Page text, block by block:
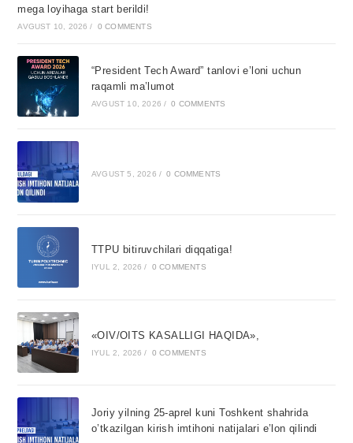
mega loyihaga start berildi!
AVGUST 10, 2026 / 0 COMMENTS
“President Tech Award” tanlovi e’loni uchun
raqamli ma’lumot
AVGUST 10, 2026 / 0 COMMENTS
AVGUST 5, 2026 / 0 COMMENTS
TTPU bitiruvchilari diqqatiga!
IYUL 2, 2026 / 0 COMMENTS
«OIV/OITS KASALLIGI HAQIDA»,
IYUL 2, 2026 / 0 COMMENTS
Joriy yilning 25-aprel kuni Toshkent shahrida
o’tkazilgan kirish imtihoni natijalari e’lon qilindi